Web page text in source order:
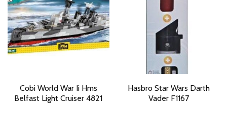
Cobi World War Ii Hms
Belfast Light Cruiser 4821
Hasbro Star Wars Darth
Vader F1167